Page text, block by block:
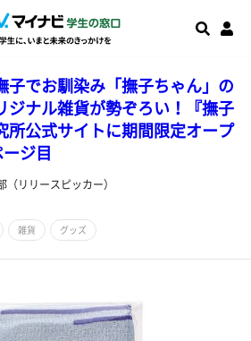
子でお馴染み「撫子ちゃん」の
ジナル雑貨が勢ぞろい！『撫子
所公式サイトに期間限定オープ
ジ目
リリースピッカー）
雑貨 グッズ